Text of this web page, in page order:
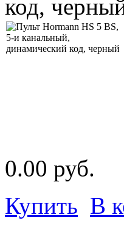
код,
0.00 руб.
Купить В